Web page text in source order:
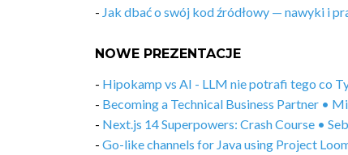
- Jak dbać o swój kod źródłowy — nawyki i
NOWE PREZENTACJE
- Hipokamp vs AI - LLM nie potrafi tego co
- Becoming a Technical Business Partner •
- Next.js 14 Superpowers: Crash Course •
- Go-like channels for Java using Project